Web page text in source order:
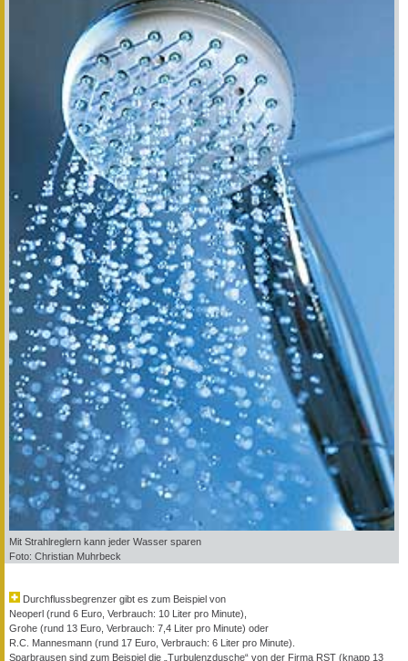
Mit Strahlreglern kann jeder Wasser sparen
Foto: Christian Muhrbeck
Durchflussbegrenzer gibt es zum Beispiel von
Neoperl (rund 6 Euro, Verbrauch: 10 Liter pro Minute),
Grohe (rund 13 Euro, Verbrauch: 7,4 Liter pro Minute) oder
R.C. Mannesmann (rund 17 Euro, Verbrauch: 6 Liter pro Minute).
Sparbrausen sind zum Beispiel die „Turbulenzdusche“ von der Firma RST (knapp 13